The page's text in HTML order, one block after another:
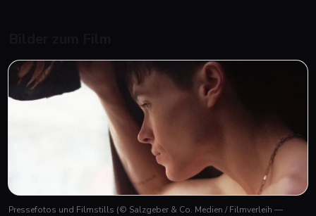
Pressefotos und Filmstills (© Salzgeber & Co. Medien / Filmverleih —